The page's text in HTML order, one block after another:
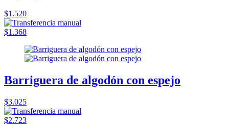
$1.520
$1.368
Barriguera de algodón con espejo
$3.025
$2.723